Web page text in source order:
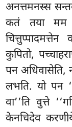
अनत्तमनस्स
कतं तया मम
कुपितो,
पन अधिवासेति,
लभति. यो पन
वा’’ति वुत्ते
केनचिदेव